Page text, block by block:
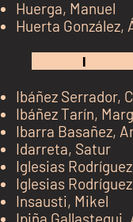
Huerga, Manuel
Huerta González,
I
Ibáñez Serrador,
Ibáñez Tarín,
Ibarra Basañez,
Idarreta, Satur
Iglesias
Iglesias
Insausti, Mikel